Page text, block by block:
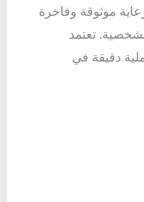
موثوقة وفاخرة
تعتمد
دقيقة في